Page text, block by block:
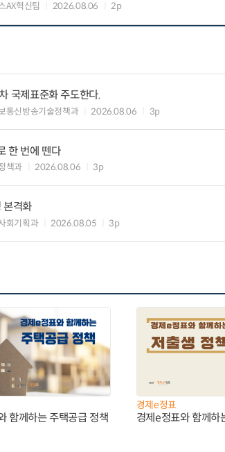
AX혁신팀 2026.08.06 2p
국제표준화 주도한다.
통신방송기술정책과 2026.08.06 3p
한 번에 뗀다
책과 2026.08.06 3p
본격화
회기획과 2026.08.05 3p
함께하는 주택공급 정책
경제e정표
경제e정표와 함께하